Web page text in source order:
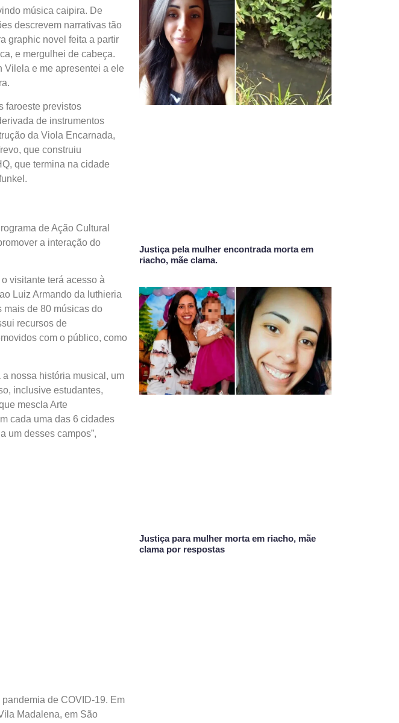
música caipira. De
descrevem narrativas tão
graphic novel feita a partir
e mergulhei de cabeça.
Vilela e me apresentei a ele
faroeste previstos
de instrumentos
da Viola Encarnada,
que construiu
que termina na cidade
de Ação Cultural
a interação do
visitante terá acesso à
Luiz Armando da luthieria
mais de 80 músicas do
recursos de
com o público, como
nossa história musical, um
inclusive estudantes,
mescla Arte
cada uma das 6 cidades
um desses campos”,
de COVID-19. Em
Madalena, em São
Justiça pela mulher encontrada morta em
riacho, mãe clama.
Justiça para mulher morta em riacho, mãe
clama por respostas